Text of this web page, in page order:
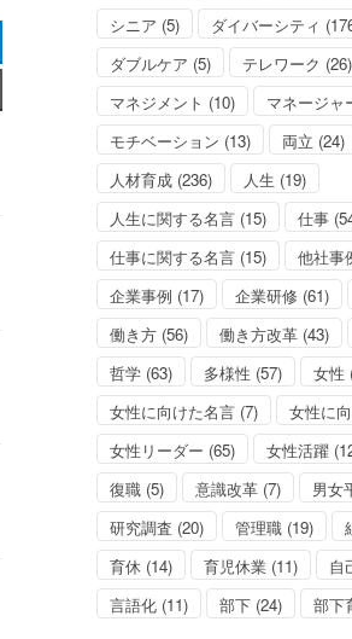
シニア (5) ダイバーシティ
ダブルケア (5) テレワーク (26)
マネジメント (10) マネージャ
モチベーション (13) 両立 (24)
人材育成 (236) 人生 (19)
人生に関する名言 (15) 仕事
仕事に関する名言 (15) 他社事
企業事例 (17) 企業研修 (61)
働き方 (56) 働き方改革 (43)
哲学 (63) 多様性 (57) 女性
女性に向けた名言 (7) 女性に
女性リーダー (65) 女性活躍
復職 (5) 意識改革 (7) 男女
研究調査 (20) 管理職 (19)
育休 (14) 育児休業 (11) 自
言語化 (11) 部下 (24) 部下